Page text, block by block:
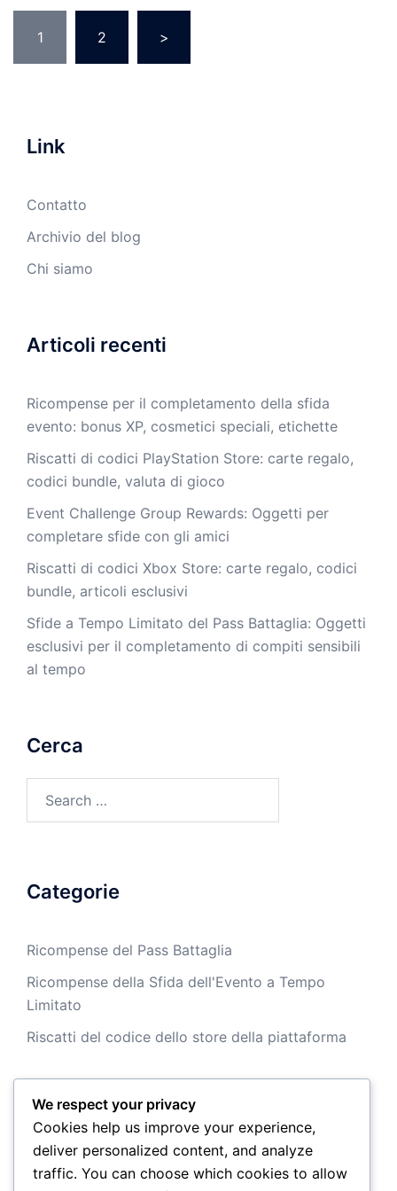
pagination
1 2 >
Link
Contatto
Archivio del blog
Chi siamo
Articoli recenti
Ricompense per il completamento della sfida
evento: bonus XP, cosmetici speciali, etichette
Riscatti di codici PlayStation Store: carte regalo,
codici bundle, valuta di gioco
Event Challenge Group Rewards: Oggetti per
completare sfide con gli amici
Riscatti di codici Xbox Store: carte regalo, codici
bundle, articoli esclusivi
Sfide a Tempo Limitato del Pass Battaglia: Oggetti
esclusivi per il completamento di compiti sensibili
al tempo
Cerca
for:
Categorie
Ricompense del Pass Battaglia
Ricompense della Sfida dell'Evento a Tempo
Limitato
Riscatti del codice dello store della piattaforma
Archivio
March 2026
We respect your privacy
Cookies help us improve your experience,
deliver personalized content, and analyze
traffic. You can choose which cookies to allow